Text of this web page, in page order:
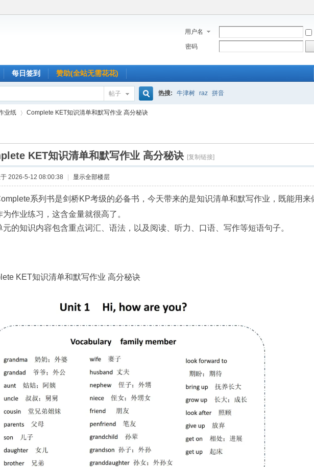
用户名
密码
每日签到 赞助(全站无需花花)
帖子
搜
索
热搜: 牛津树 raz 拼音
业纸
›
Complete KET知识清单和默写作业 高分秘诀
KET知识清单和默写作业 高分秘诀 [复制链接]
2026-5-12 08:00:38 显示全部楼层
系列书是剑桥KP考级的必备书，今天带来的是知识清单和默写作业，既能用来
为作业练习，这含金量就很高了。
元的知识内容包含重点词汇、语法，以及阅读、听力、口语、写作等短语句子。
KET知识清单和默写作业 高分秘诀